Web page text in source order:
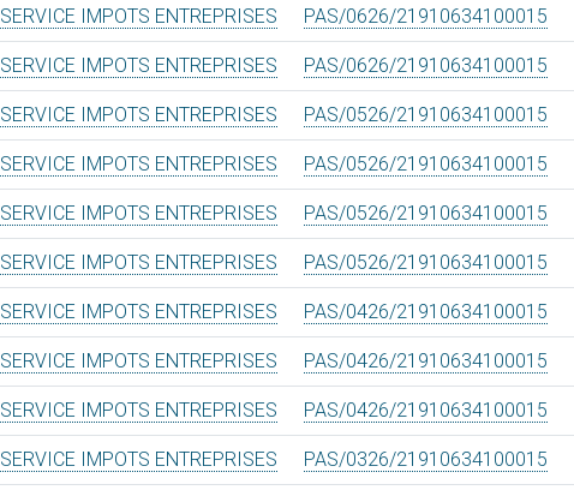
SERVICE IMPOTS ENTREPRISES PAS/0626/21910634100015
SERVICE IMPOTS ENTREPRISES PAS/0626/21910634100015
SERVICE IMPOTS ENTREPRISES PAS/0526/21910634100015
SERVICE IMPOTS ENTREPRISES PAS/0526/21910634100015
SERVICE IMPOTS ENTREPRISES PAS/0526/21910634100015
SERVICE IMPOTS ENTREPRISES PAS/0526/21910634100015
SERVICE IMPOTS ENTREPRISES PAS/0426/21910634100015
SERVICE IMPOTS ENTREPRISES PAS/0426/21910634100015
SERVICE IMPOTS ENTREPRISES PAS/0426/21910634100015
SERVICE IMPOTS ENTREPRISES PAS/0326/21910634100015